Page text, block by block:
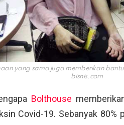
yang sama juga memberikan
bisnis.com
Bolthouse
Covid-19. Sebanyak 80%